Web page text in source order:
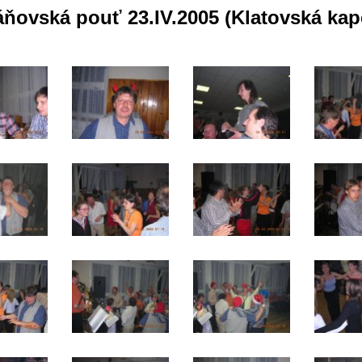
pouť 23.IV.2005 (Klatovská